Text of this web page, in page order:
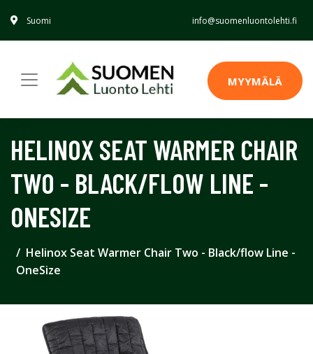
Suomi info@suomenluontolehti.fi
MYYMÄLÄ
HELINOX SEAT WARMER CHAIR
TWO - BLACK/FLOW LINE -
ONESIZE
Helinox Seat Warmer Chair Two - Black/flow Line -
OneSize